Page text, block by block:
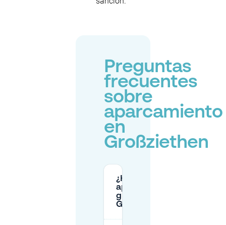
Preguntas
frecuentes
sobre
aparcamiento
en
Großziethen
¿Hay
aparcamiento
gratuito en
Großziethen?